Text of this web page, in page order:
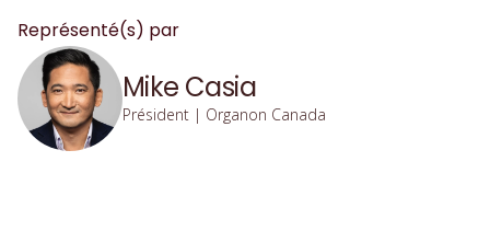
Représenté(s) par
Mike Casia
Président | Organon Canada